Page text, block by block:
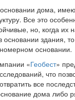
дома,
Все это
но, когда
здания,
основании.
«Геобест»
что
все
дома либо